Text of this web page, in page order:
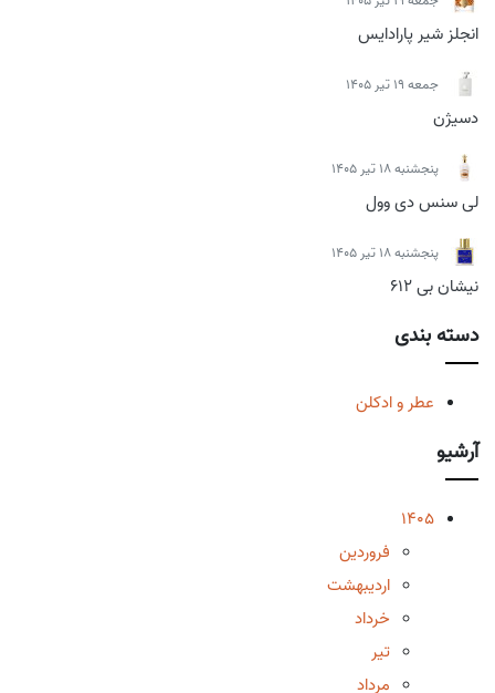
انجلز شیر پارادایس
جمعه 19 تیر 1405
دسیژن
پنجشنبه 18 تیر 1405
لی سنس دی وول
پنجشنبه 18 تیر 1405
نیشان بی 612
دسته بندی
عطر و ادکلن
آرشیو
1405
فروردین
اردیبهشت
خرداد
تیر
مرداد